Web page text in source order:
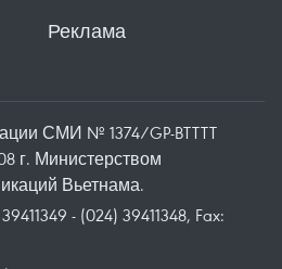
Реклама
СМИ № 1374/GP-BTTTT
г. Министерством
Вьетнама.
- (024) 39411348, Fax: